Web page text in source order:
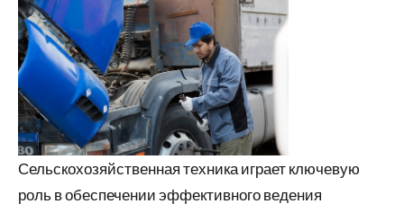
Сельскохозяйственная техника играет ключевую
роль в обеспечении эффективного ведения